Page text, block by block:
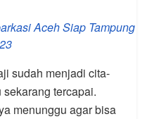
Aceh Siap Tampung
sudah menjadi cita-
tercapai.
menunggu agar bisa